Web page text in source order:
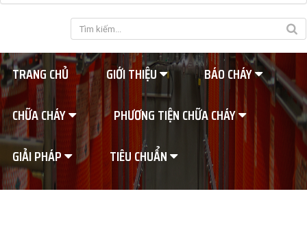
TRANG CHỦ GIỚI THIỆU
BÁO CHÁY
CHỮA CHÁY
PHƯƠNG TIỆN CHỮA CHÁY
GIẢI PHÁP
TIÊU CHUẨN